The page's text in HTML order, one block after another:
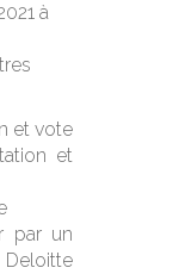
à
et vote
et
par un